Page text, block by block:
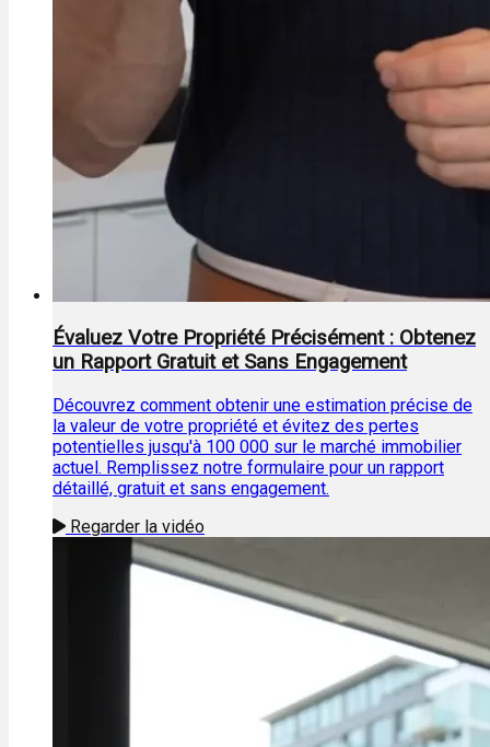
Évaluez Votre Propriété Précisément : Obtenez
un Rapport Gratuit et Sans Engagement
Découvrez comment obtenir une estimation précise de
la valeur de votre propriété et évitez des pertes
potentielles jusqu'à 100 000 sur le marché immobilier
actuel. Remplissez notre formulaire pour un rapport
détaillé, gratuit et sans engagement.
Regarder la vidéo